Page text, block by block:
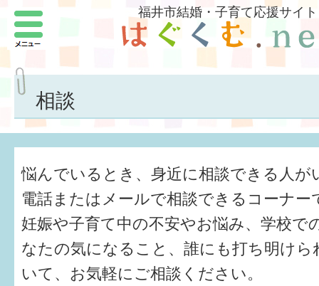
福井市結婚・子育て応援サイト
相談
悩んでいるとき、身近に相談できる人が
電話またはメールで相談できるコーナー
妊娠や子育て中の不安やお悩み、学校で
なたの気になること、誰にも打ち明け
いて、お気軽にご相談ください。
メニュー
結婚したい
子どもがほしい
福井の子育て環境
子どもを育てよう
もしものときの緊急連絡先